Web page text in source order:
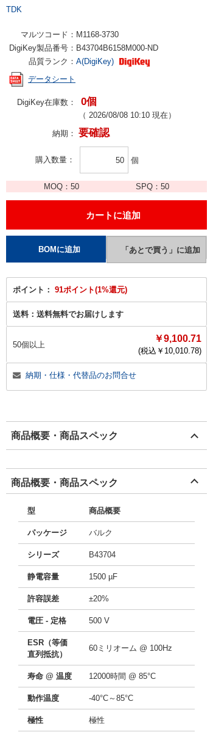
TDK
マルツコード： M1168-3730
DigiKey製品番号： B43704B6158M000-ND
品質ランク： A(DigiKey)
データシート
DigiKey在庫数： 0個
（ 2026/08/08 10:10 現在）
納期： 要確認
購入数量 個
MOQ： 50 SPQ：50
ポイント： 91ポイント(1%還元)
送料： 送料無料でお届けします
50個以上
￥9,100.71
(税込￥ 10,010.78)
納期・仕様・代替品のお問合せ
商品概要・商品スペック
商品概要・商品スペック
型 商品概要
パッケージ バルク
シリーズ B43704
静電容量 1500 µF
許容誤差 ±20%
電圧 - 定格 500 V
ESR（等価
直列抵抗）
60ミリオーム @ 100Hz
寿命 @ 温度 12000時間 @ 85°C
動作温度 -40°C～85°C
極性 極性